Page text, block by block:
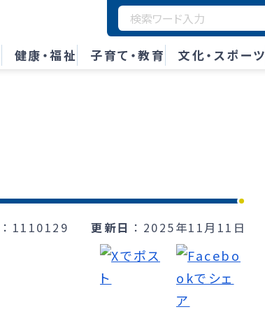
健康・福祉 子育て・教育 文化・スポーツ
1110129 更新日 2025年11月11日